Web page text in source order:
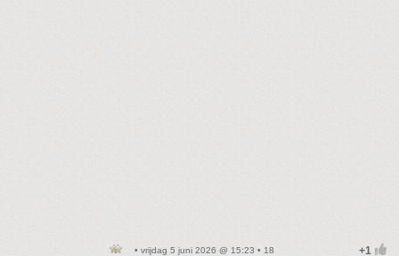
• vrijdag 5 juni 2026 @ 15:23 • 18